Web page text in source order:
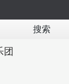
搜索
团